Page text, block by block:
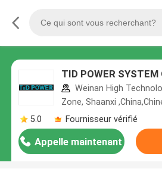
TID POWER SYSTEM
Weinan High
Zone, Shaanxi
5.0
Fournisseur vérifié
Appelle maintenant